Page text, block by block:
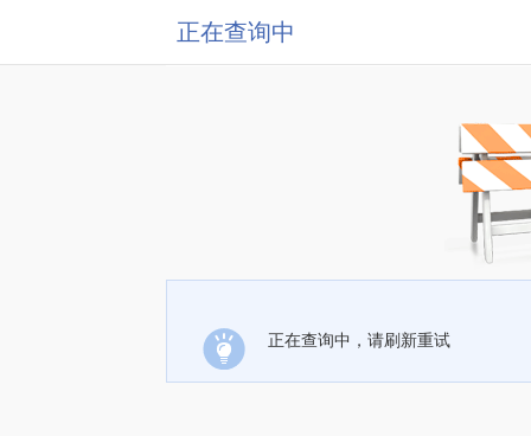
正在查询中
正在查询中，请刷新重试